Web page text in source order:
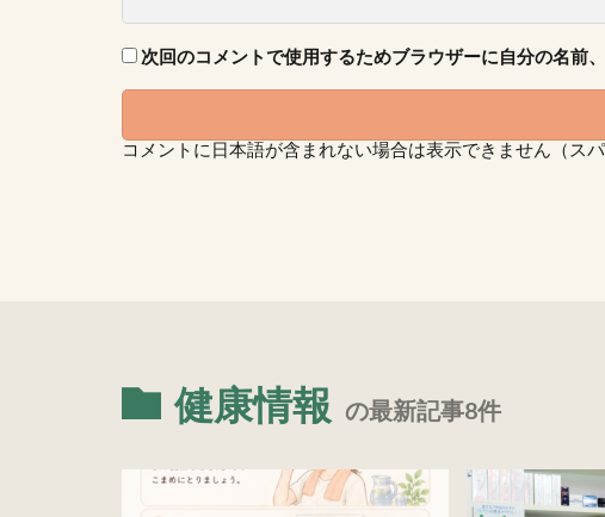
次回のコメントで使用するためブラウザーに自分の名前
コメントに日本語が含まれない場合は表示できません（スパ
健康情報 の最新記事8件